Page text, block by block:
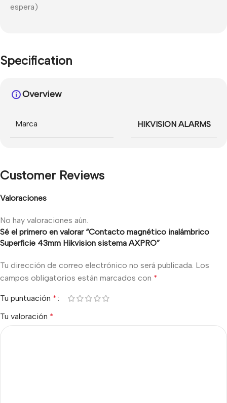
espera)
Specification
Overview
Marca HIKVISION ALARMS
Customer Reviews
Valoraciones
No hay valoraciones aún.
Sé el primero en valorar “Contacto magnético inalámbrico
Superficie 43mm Hikvision sistema AXPRO”
Tu dirección de correo electrónico no será publicada. Los
campos obligatorios están marcados con *
Tu puntuación *
Tu valoración *